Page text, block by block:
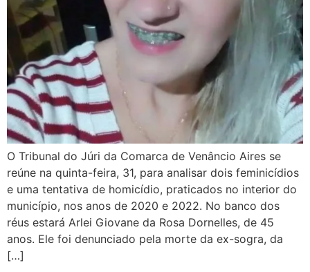
O Tribunal do Júri da Comarca de Venâncio Aires se
reúne na quinta-feira, 31, para analisar dois feminicídios
e uma tentativa de homicídio, praticados no interior do
município, nos anos de 2020 e 2022. No banco dos
réus estará Arlei Giovane da Rosa Dornelles, de 45
anos. Ele foi denunciado pela morte da ex-sogra, da
[…]